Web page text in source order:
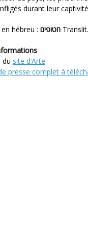
durant leur
hébreu :
du site d’Arte
presse complet à